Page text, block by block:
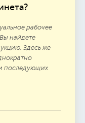
рабочее
найдете
Здесь же
последующих